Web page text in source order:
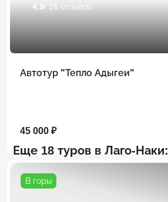
4.9 / 16 отзывов
Автотур "Тепло Адыгеи"
45 000 ₽
Еще 18 туров в Лаго-Наки:
В горы